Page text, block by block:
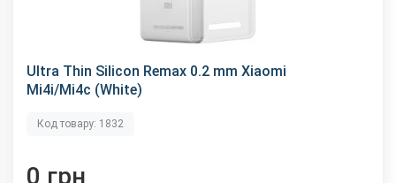
Ultra Thin Silicon Remax 0.2 mm Xiaomi
Mi4i/Mi4c (White)
Код товару: 1832
0 грн